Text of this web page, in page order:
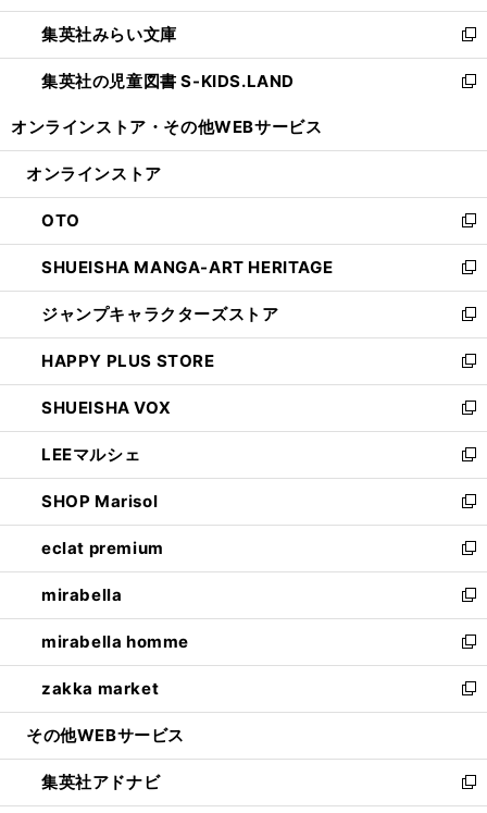
開
く
ウ
で
開
く
ン
ド
ウ
で
ウ
ィ
ン
ド
開
集英社みらい文庫
新
し
い
ン
ウ
で
開
く
集英社の児童図書 S-KIDS.LAND
新
ウ
ン
ド
ウ
で
開
く
オンラインストア・ その他WEBサービス
オンラインストア
OTO
新
し
い
ウ
ィ
ン
ド
ウ
で
開
く
SHUEISHA MANGA-ART HERITAGE
新
し
い
ウ
ィ
ン
ド
ウ
で
開
く
ジャンプキャラクターズストア
新
し
い
ウ
ィ
ン
ド
ウ
で
開
く
HAPPY PLUS STORE
新
し
い
ウ
ィ
ン
ド
ウ
で
開
く
SHUEISHA VOX
新
し
い
ウ
ィ
ン
ド
ウ
で
開
く
LEEマルシェ
新
し
い
ウ
ィ
ン
ド
ウ
で
開
く
SHOP Marisol
新
し
い
ウ
ィ
ン
ド
ウ
で
開
eclat premium
新
し
い
ウ
ィ
ン
ド
ウ
開
く
mirabella
新
し
い
ウ
ィ
ン
ウ
で
開
mirabella homme
新
し
い
ウ
ン
ド
ウ
zakka market
新
し
ウ
ィ
ン
その他WEBサービス
集英社アドナビ
新